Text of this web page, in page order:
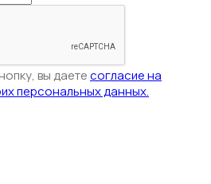
вы даетесогласие на
персональных данных.